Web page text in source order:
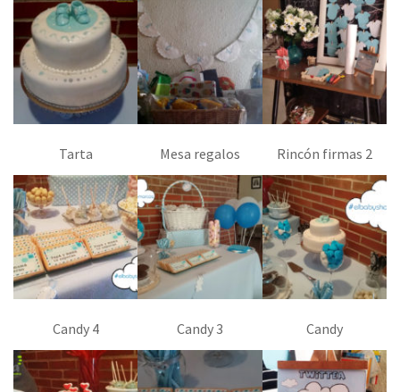
Tarta Mesa regalos Rincón firmas 2
Candy 4 Candy 3 Candy